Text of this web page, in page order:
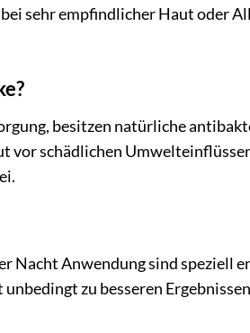
sehr empfindlicher Haut oder
besitzen natürliche
schädlichen
Nacht Anwendung sind speziell
zu besseren